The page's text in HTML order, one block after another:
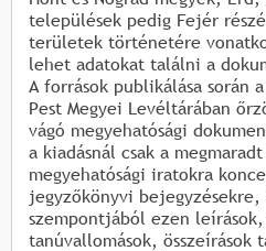
települések pedig Fejér
területek történetére
lehet adatokat találni a
A források publikálása során
Pest Megyei Levéltárában
vágó megyehatósági
a kiadásnál csak a
megyehatósági iratokra
jegyzőkönyvi bejegyzésekre,
szempontjából ezen
tanúvallomások, összeírások